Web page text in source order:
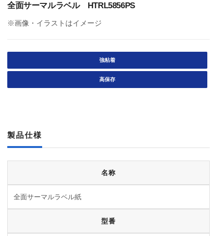
全面サーマルラベル HTRL5856PS
※画像・イラストはイメージ
強粘着
高保存
製品仕様
名称
全面サーマルラベル紙
型番